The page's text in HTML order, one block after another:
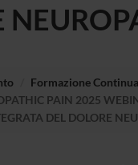
Formazione Continua
PAIN 2025
DEL DOLORE